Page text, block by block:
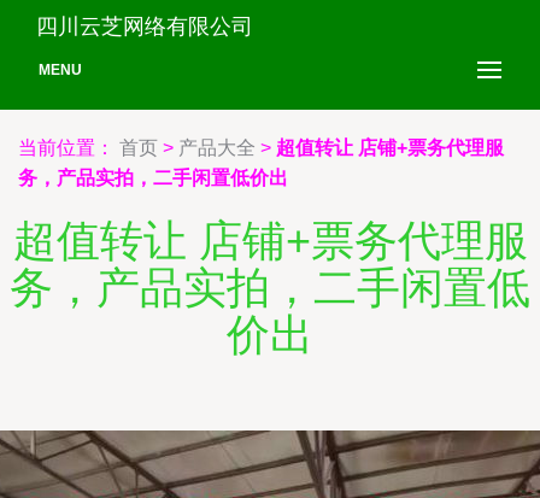
四川云芝网络有限公司
MENU
当前位置： 首页 > 产品大全 > 超值转让 店铺+票务代理服
务，产品实拍，二手闲置低价出
超值转让 店铺+票务代理服
务，产品实拍，二手闲置低
价出